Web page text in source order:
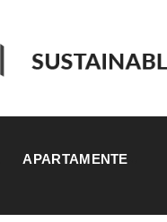
APARTAMENTE